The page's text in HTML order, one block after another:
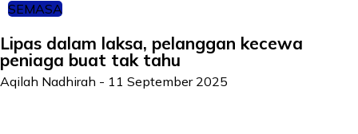
SEMASA
Lipas dalam laksa, pelanggan kecewa
peniaga buat tak tahu
Aqilah Nadhirah - 11 September 2025